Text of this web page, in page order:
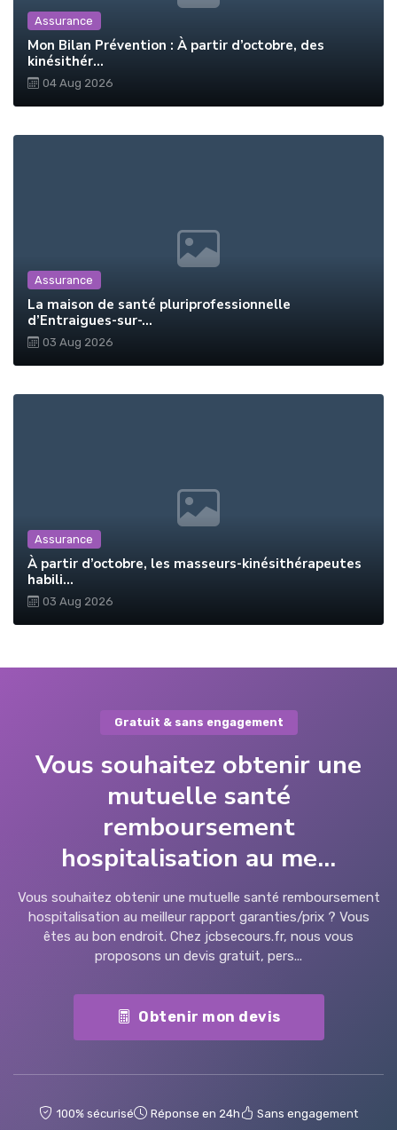
Assurance
Mon Bilan Prévention : À partir d’octobre, des
kinésithér...
04 Aug 2026
Assurance
La maison de santé pluriprofessionnelle
d’Entraigues-sur-...
03 Aug 2026
Assurance
À partir d’octobre, les masseurs-kinésithérapeutes
habili...
03 Aug 2026
Gratuit & sans engagement
Vous souhaitez obtenir une
mutuelle santé
remboursement
hospitalisation au me...
Vous souhaitez obtenir une mutuelle santé remboursement
hospitalisation au meilleur rapport garanties/prix ? Vous
êtes au bon endroit. Chez jcbsecours.fr, nous vous
proposons un devis gratuit, pers...
Obtenir mon devis
100% sécurisé Réponse en 24h Sans engagement